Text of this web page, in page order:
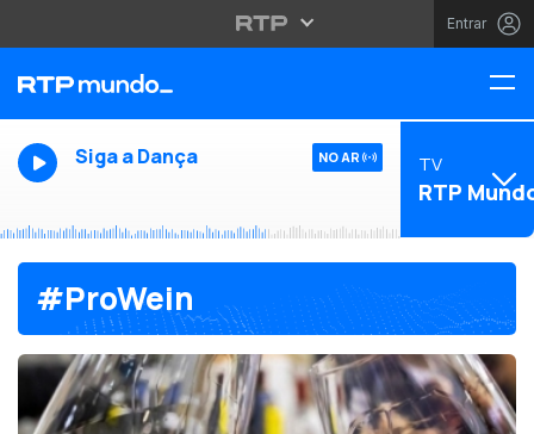
Entrar
Siga a Dança NO AR TV
RTP
#ProWein